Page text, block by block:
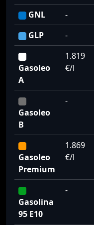
GNL
-
GLP
-
Gasoleo
A
1.819
€/l
Gasoleo
B
-
Gasoleo
Premium
1.869
€/l
Gasolina
95 E10
-